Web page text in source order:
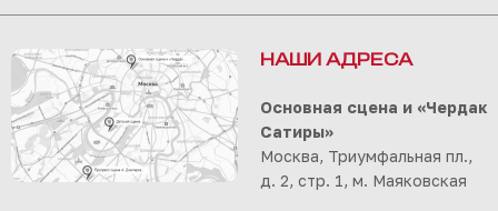
НАШИ АДРЕСА
Основная сцена и «Чердак
Сатиры»
Москва, Триумфальная пл.,
д. 2, стр. 1, м. Маяковская